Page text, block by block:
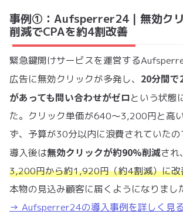
事例①：Aufsperrer24｜無効ク
削減でCPAを約4割改善
緊急鍵開けサービスを運営する
広告に無効クリックが多発し、 20分間で
があっても問い合わせがゼロという状態
た。クリック単価が640〜3,200円と高
ず、予算が30分以内に浪費されていた
導入後は無効クリックが約90%削減され、
3,200円から約1,920円（約4割減）に改
本物の見込み顧客に届くようになりまし
→ Aufsperrer24の導入事例を詳しく見る